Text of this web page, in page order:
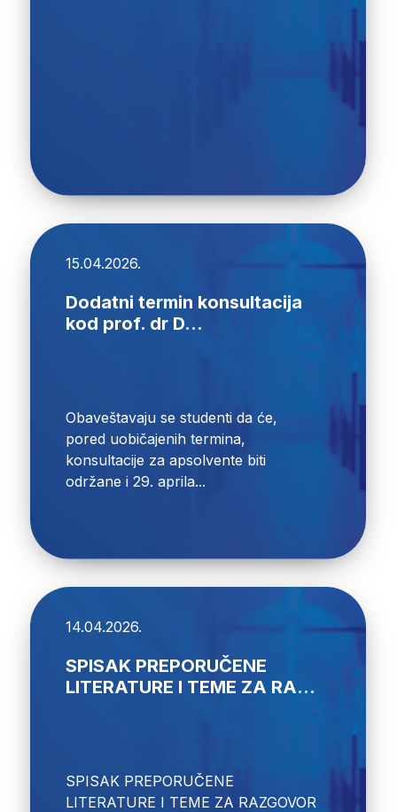
15.04.2026.
Dodatni termin konsultacija
kod prof. dr D...
Obaveštavaju se studenti da će,
pored uobičajenih termina,
konsultacije za apsolvente biti
održane i 29. aprila...
14.04.2026.
SPISAK PREPORUČENE
LITERATURE I TEME ZA RA...
SPISAK PREPORUČENE
LITERATURE I TEME ZA RAZGOVOR